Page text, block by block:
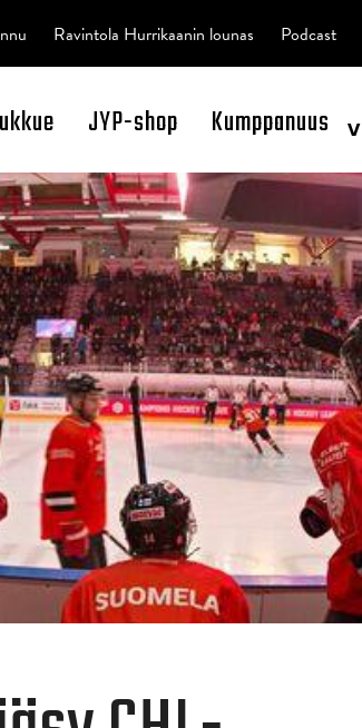
JYP-shop Kumppanuus ^
Ravintola Hurrikaanin lounas Podcast